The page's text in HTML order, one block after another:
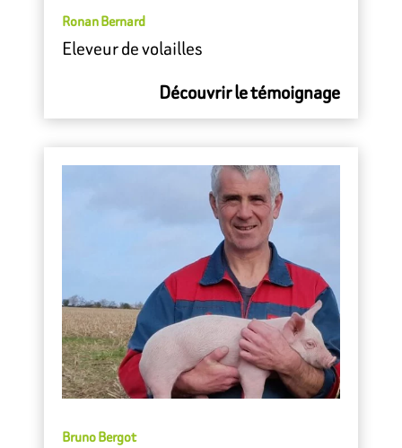
Ronan Bernard
Eleveur de volailles
Découvrir le témoignage
Bruno Bergot